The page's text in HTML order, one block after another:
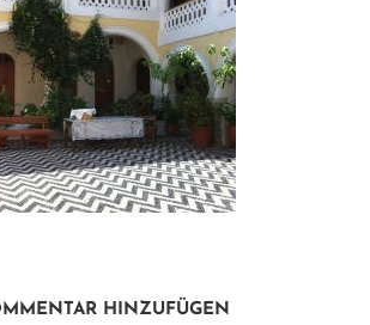
HINZUFÜGEN